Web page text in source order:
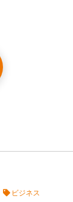
ビジネス